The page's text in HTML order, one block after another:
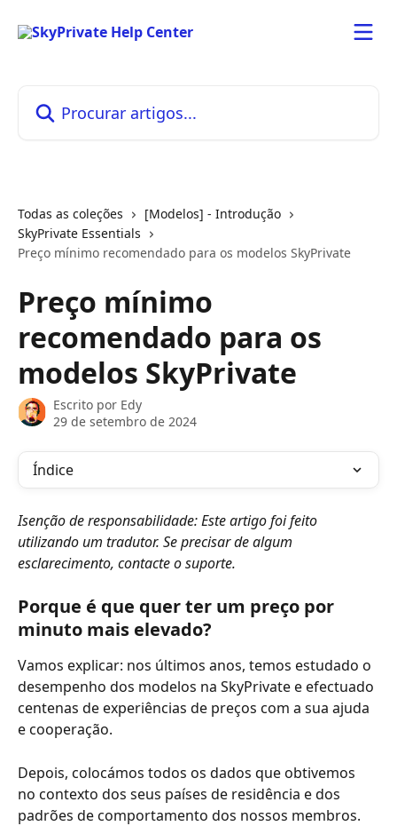
Todas as coleções
[Modelos] - Introdução
SkyPrivate Essentials
Preço mínimo recomendado para os modelos SkyPrivate
Preço mínimo
recomendado para os
modelos SkyPrivate
Escrito por Edy
29 de setembro de 2024
Índice
Isenção de responsabilidade: Este artigo foi feito
utilizando um tradutor. Se precisar de algum
esclarecimento, contacte o suporte.
Porque é que quer ter um preço por
minuto mais elevado?
Vamos explicar: nos últimos anos, temos estudado o
desempenho dos modelos na SkyPrivate e efectuado
centenas de experiências de preços com a sua ajuda
e cooperação.
Depois, colocámos todos os dados que obtivemos
no contexto dos seus países de residência e dos
padrões de comportamento dos nossos membros.